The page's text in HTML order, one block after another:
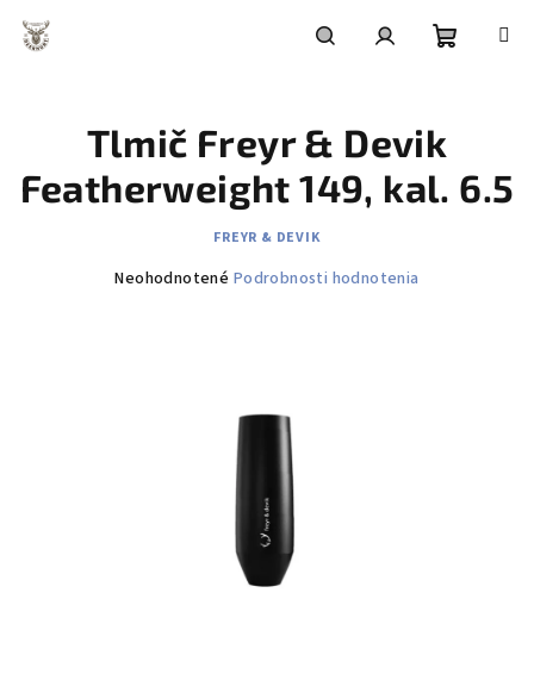
obsah
košík
Tlmič Freyr & Devik
Featherweight 149, kal. 6.5
FREYR & DEVIK
Priemerné
Neohodnotené Podrobnosti hodnotenia